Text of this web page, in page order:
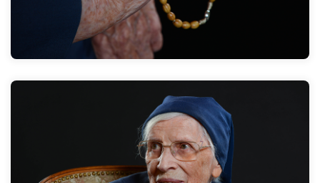
Nach 35 Jahren kamen die auf die Idee, mich nach Köln
zu holen. So wurde ich 1995 Provinzoberin. Gegen
diese Entscheidung habe ich mich mit Händen und